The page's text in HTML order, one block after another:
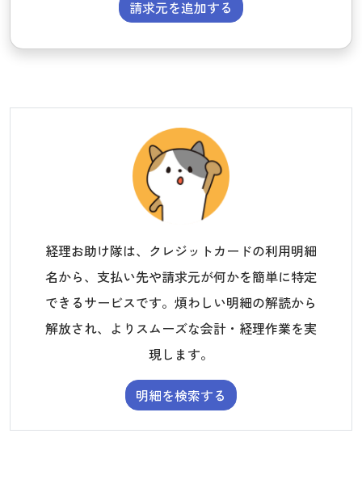
請求元を追加する
経理お助け隊は、クレジットカードの利用明細
名から、支払い先や請求元が何かを簡単に特定
できるサービスです。煩わしい明細の解読から
解放され、よりスムーズな会計・経理作業を実
現します。
明細を検索する